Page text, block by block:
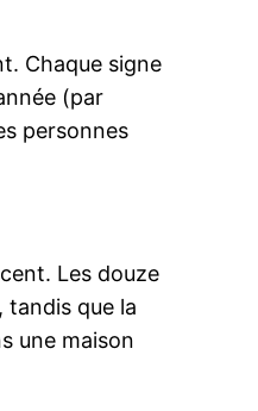
Chaque signe
(par
personnes
Les douze
tandis que la
une maison